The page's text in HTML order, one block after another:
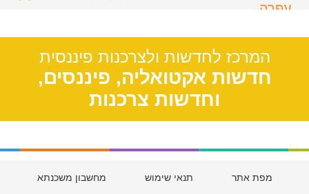
עפרה
המרכז לחדשות ולצרכנות פיננסית
חדשות אקטואליה, פיננסים,
וחדשות צרכנות
מפת אתר תנאי שימוש מחשבון משכנתא